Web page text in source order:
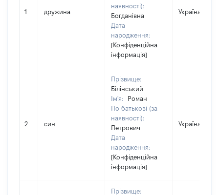
1 дружина
наявності):
Богданівна
Дата
народження:
[Конфіденційна
інформація]
Україна
2 син
Прізвище:
Білінський
Ім'я:
Роман
По батькові (за
наявності):
Петрович
Дата
народження:
[Конфіденційна
інформація]
Україна
Прізвище: